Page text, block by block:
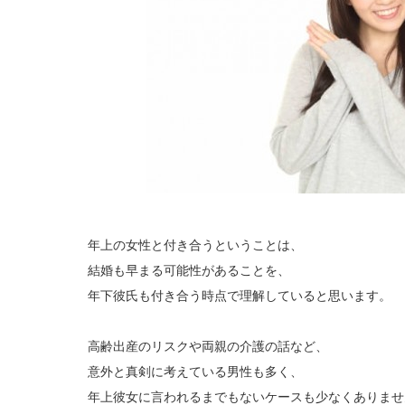
年上の女性と付き合うということは、
結婚も早まる可能性があることを、
年下彼氏も付き合う時点で理解していると思います。
高齢出産のリスクや両親の介護の話など、
意外と真剣に考えている男性も多く、
年上彼女に言われるまでもないケースも少なくありま